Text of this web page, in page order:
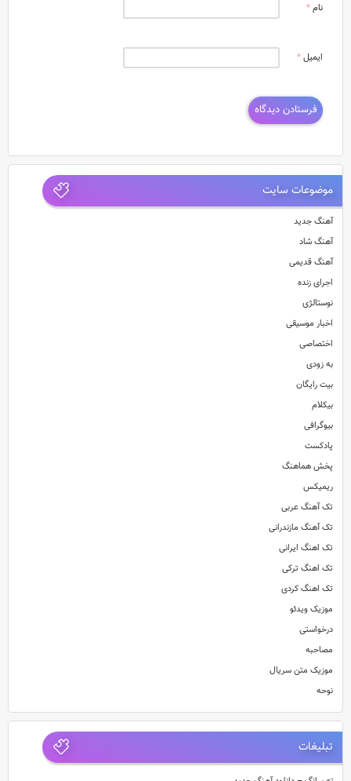
نام*
ایمیل*
موضوعات سایت
آهنگ جدید
آهنگ شاد
آهنگ قدیمی
اجرای زنده
نوستالژی
اخبار موسیقی
اختصاصی
به زودی
بیت رایگان
بیکلام
بیوگرافی
پادکست
پخش هماهنگ
ریمیکس
تک آهنگ عربی
تک آهنگ مازندرانی
تک اهنگ ایرانی
تک اهنگ ترکی
تک اهنگ کردی
موزیک ویدئو
درخواستی
مصاحبه
موزیک متن سریال
نوحه
تبلیغات